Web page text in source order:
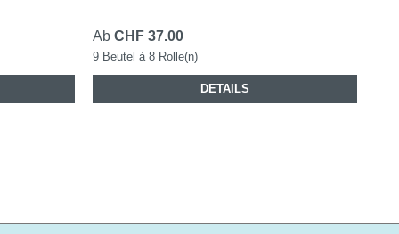
Ab CHF 37.00
9 Beutel à 8 Rolle(n)
DETAILS